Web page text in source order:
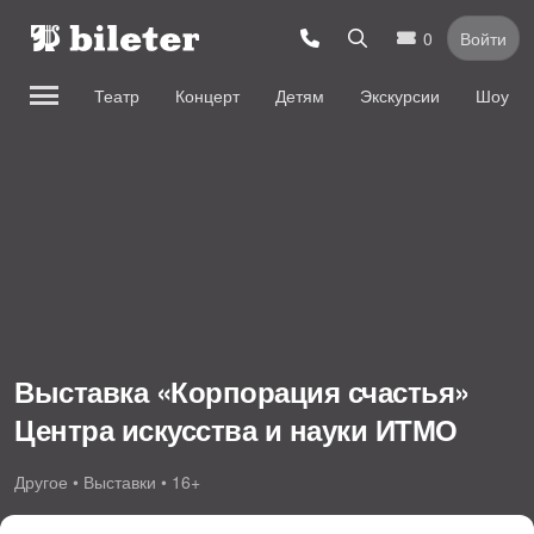
0 Войти
Театр Концерт Детям Экскурсии Шоу
Выставка «Корпорация счастья»
Центра искусства и науки ИТМО
Другое • Выставки • 16+